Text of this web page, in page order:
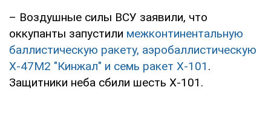
– Воздушные силы ВСУ заявили, что
оккупанты запустили межконтинентальную
баллистическую ракету, аэробаллистическую
Х-47М2 "Кинжал" и семь ракет Х-101 .
Защитники неба сбили шесть Х-101.